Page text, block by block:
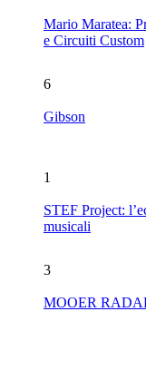
Mario Maratea:
e Circuiti Custom
6
Gibson
1
STEF Project:
musicali
3